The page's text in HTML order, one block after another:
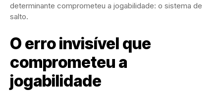
determinante comprometeu a jogabilidade: o sistema de
salto.
O erro invisível que
comprometeu a
jogabilidade